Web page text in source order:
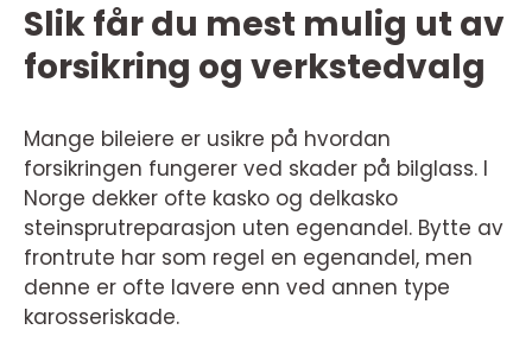
Slik får du mest mulig ut av
forsikring og verkstedvalg
Mange bileiere er usikre på hvordan
forsikringen fungerer ved skader på bilglass. I
Norge dekker ofte kasko og delkasko
steinsprutreparasjon uten egenandel. Bytte av
frontrute har som regel en egenandel, men
denne er ofte lavere enn ved annen type
karosseriskade.